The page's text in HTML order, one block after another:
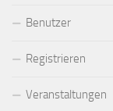
Benutzer
Registrieren
Veranstaltungen